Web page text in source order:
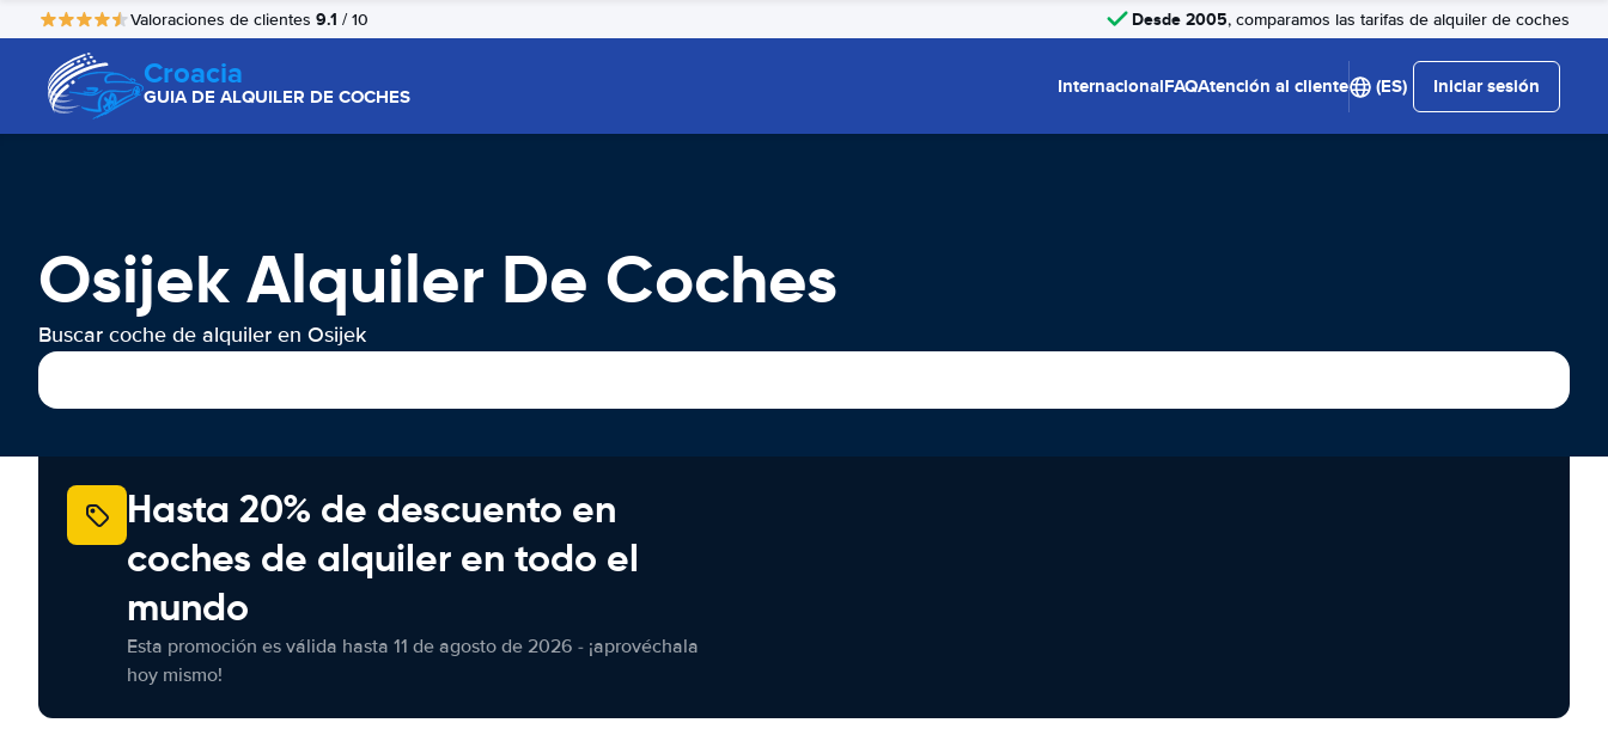
Valoraciones de clientes 9.1 / 10 Desde 2005, comparamos las tarifas de alquiler de coches
Croacia
GUIA DE ALQUILER DE COCHES InternacionalFAQAtención al cliente (ES) Iniciar sesión
Osijek Alquiler De Coches
Buscar coche de alquiler en Osijek
Hasta 20% de descuento en
coches de alquiler en todo el
mundo
Esta promoción es válida hasta 11 de agosto de 2026 - ¡aprovéchala
hoy mismo!